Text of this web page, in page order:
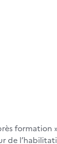
formation
de